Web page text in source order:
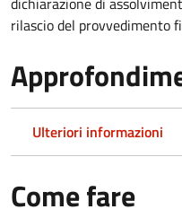
rilascio del provvedimento
Ulteriori informazioni
Come fare